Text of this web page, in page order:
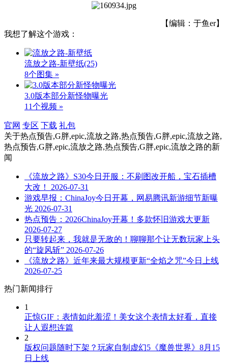
【编辑：于鱼er】
我想了解这个游戏：
流放之路-新壁纸(25)
8个图集 »
3.0版本部分新怪物曝光
11个视频 »
官网 专区 下载 礼包
关于热点预告,G胖,epic,流放之路,热点预告,G胖,epic,流放之路,
热点预告,G胖,epic,流放之路,热点预告,G胖,epic,流放之路的新
闻
《流放之路》S30今日开服：不刷图改开船，宝石插槽
大改！
2026-07-31
游戏早报：ChinaJoy今日开幕，网易腾讯新游细节新曝
光 2026-07-31
热点预告：2026ChinaJoy开幕！多款怀旧游戏大更新
2026-07-27
只要转起来，我就是无敌的！聊聊那个让无数玩家上头
的“旋风斩” 2026-07-26
《流放之路》近年来最大规模更新“全焰之咒”今日上线
2026-07-25
热门新闻排行
1
正惊GIF：表情如此羞涩！美女这个表情太好看，直接
让人遐想连篇
2
版权问题随时下架？玩家自制虚幻5《魔兽世界》8月15
日上线